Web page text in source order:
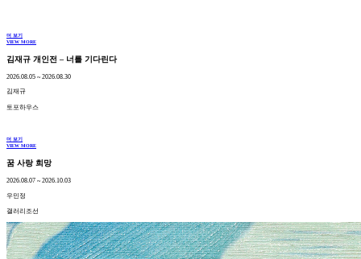
더 보기
VIEW MORE
김재규 개인전 – 너를 기다린다
2026.08.05 ~ 2026.08.30
김재규
토포하우스
더 보기
VIEW MORE
꿈 사랑 희망
2026.08.07 ~ 2026.10.03
우민정
갤러리조선